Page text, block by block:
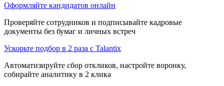
Оформляйте кандидатов онлайн
Проверяйте сотрудников и подписывайте кадровые
документы без бумаг и личных встреч
Ускорьте подбор в 2 раза с Talantix
Автоматизируйте сбор откликов, настройте воронку,
собирайте аналитику в 2 клика